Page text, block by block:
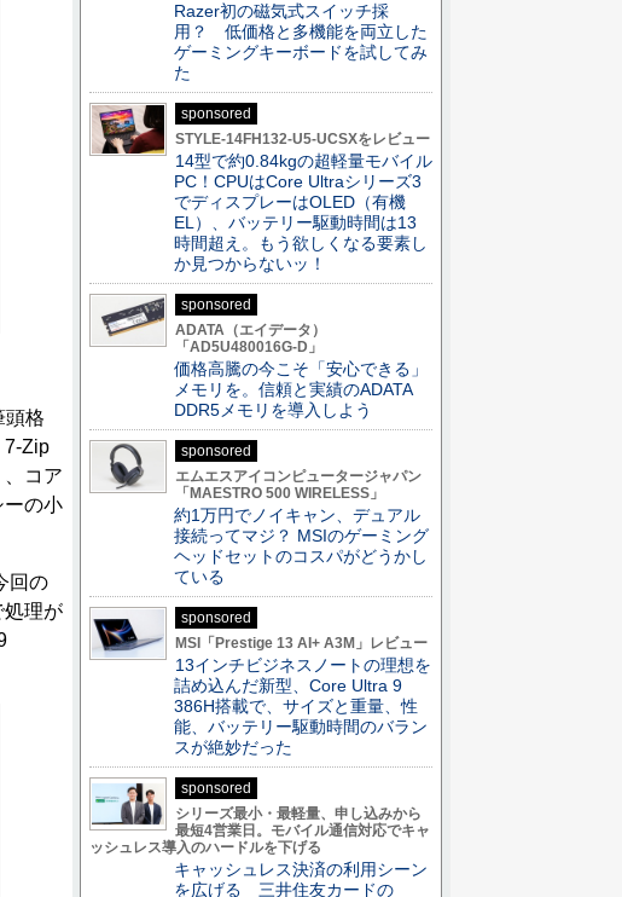
頭格
7-Zip
コア
ーの小
回の
処理が
Razer初の磁気式スイッチ採
用？ 低価格と多機能を両立した
ゲーミングキーボードを試してみ
た
sponsored
STYLE-14FH132-U5-UCSXをレビュー
14型で約0.84kgの超軽量モバイル
PC！CPUはCore Ultraシリーズ3
でディスプレーはOLED（有機
EL）、バッテリー駆動時間は13
時間超え。もう欲しくなる要素し
か見つからないッ！
sponsored
ADATA（エイデータ）
「AD5U480016G-D」
価格高騰の今こそ「安心できる」
メモリを。信頼と実績のADATA
DDR5メモリを導入しよう
sponsored
エムエスアイコンピュータージャパン
「MAESTRO 500 WIRELESS」
約1万円でノイキャン、デュアル
接続ってマジ？ MSIのゲーミング
ヘッドセットのコスパがどうかし
ている
sponsored
MSI「Prestige 13 AI+ A3M」レビュー
13インチビジネスノートの理想を
詰め込んだ新型、Core Ultra 9
386H搭載で、サイズと重量、性
能、バッテリー駆動時間のバラン
スが絶妙だった
sponsored
シリーズ最小・最軽量、申し込みから
最短4営業日。モバイル通信対応でキャ
ッシュレス導入のハードルを下げる
キャッシュレス決済の利用シーン
を広げる 三井住友カードの